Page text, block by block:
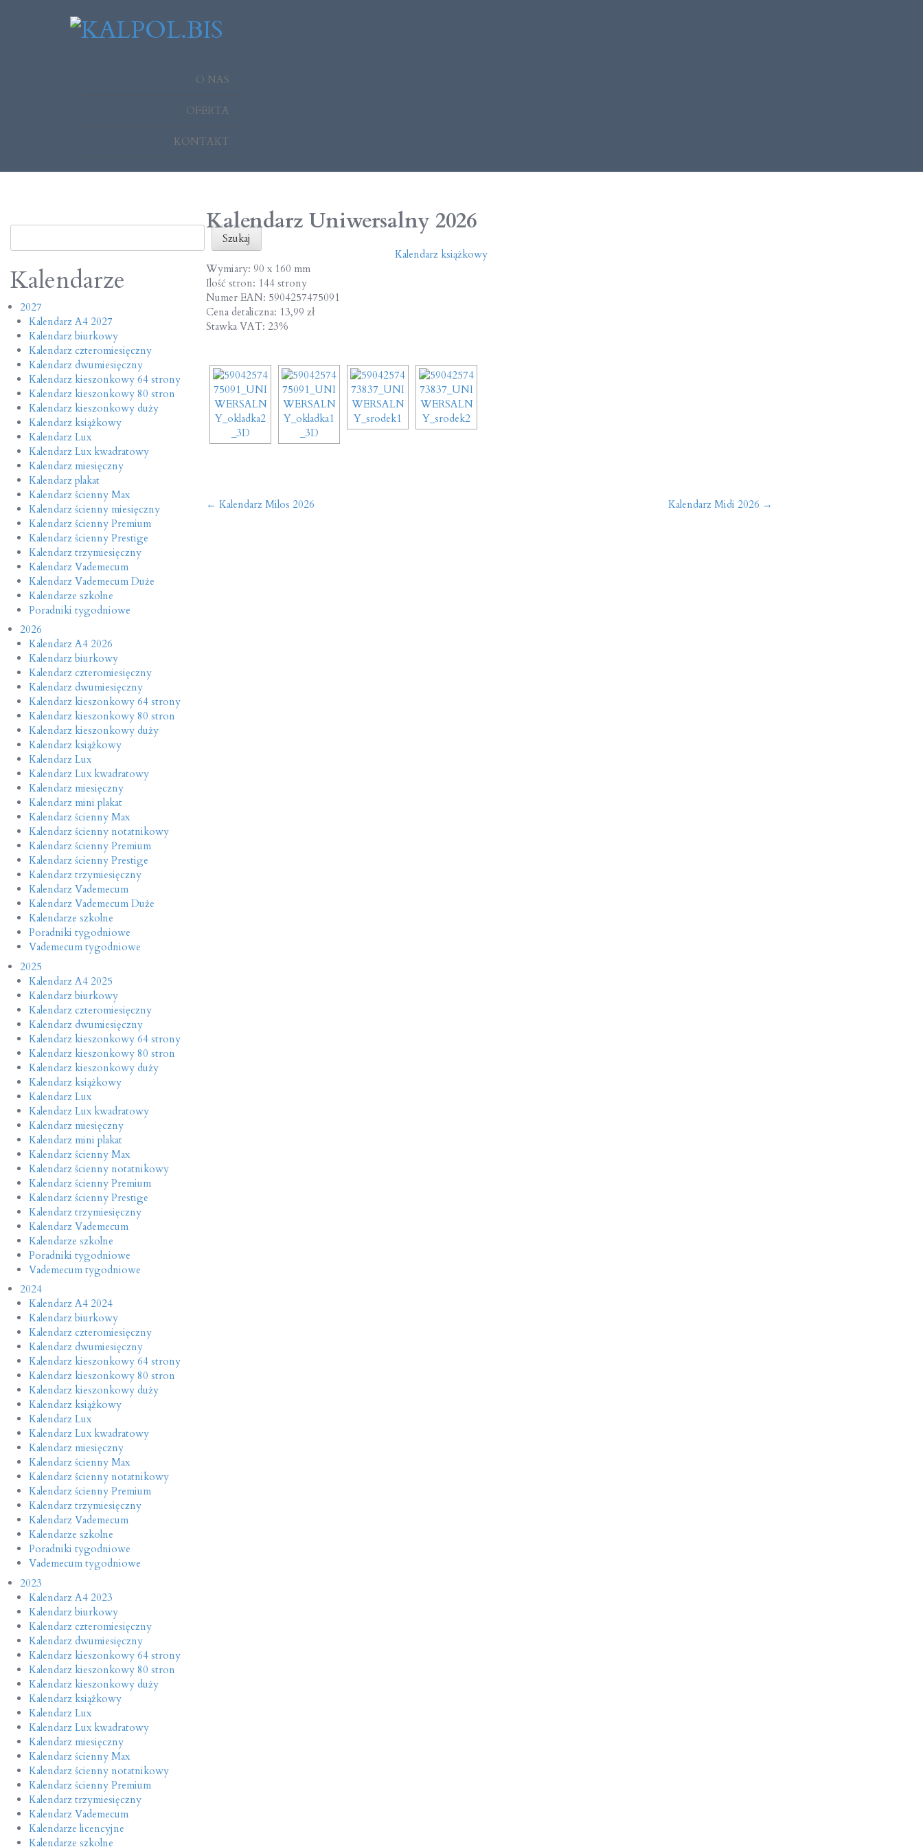
O NAS
OFERTA
KONTAKT
Szukaj
Kalendarze
2027
Kalendarz A4 2027
Kalendarz biurkowy
Kalendarz czteromiesięczny
Kalendarz dwumiesięczny
Kalendarz kieszonkowy 64 strony
Kalendarz kieszonkowy 80 stron
Kalendarz kieszonkowy duży
Kalendarz książkowy
Kalendarz Lux
Kalendarz Lux kwadratowy
Kalendarz miesięczny
Kalendarz plakat
Kalendarz ścienny Max
Kalendarz ścienny miesięczny
Kalendarz ścienny Premium
Kalendarz ścienny Prestige
Kalendarz trzymiesięczny
Kalendarz Vademecum
Kalendarz Vademecum Duże
Kalendarze szkolne
Poradniki tygodniowe
2026
Kalendarz A4 2026
Kalendarz biurkowy
Kalendarz czteromiesięczny
Kalendarz dwumiesięczny
Kalendarz kieszonkowy 64 strony
Kalendarz kieszonkowy 80 stron
Kalendarz kieszonkowy duży
Kalendarz książkowy
Kalendarz Lux
Kalendarz Lux kwadratowy
Kalendarz miesięczny
Kalendarz mini plakat
Kalendarz ścienny Max
Kalendarz ścienny notatnikowy
Kalendarz ścienny Premium
Kalendarz ścienny Prestige
Kalendarz trzymiesięczny
Kalendarz Vademecum
Kalendarz Vademecum Duże
Kalendarze szkolne
Poradniki tygodniowe
Vademecum tygodniowe
2025
Kalendarz A4 2025
Kalendarz biurkowy
Kalendarz czteromiesięczny
Kalendarz dwumiesięczny
Kalendarz kieszonkowy 64 strony
Kalendarz kieszonkowy 80 stron
Kalendarz kieszonkowy duży
Kalendarz książkowy
Kalendarz Lux
Kalendarz Lux kwadratowy
Kalendarz miesięczny
Kalendarz mini plakat
Kalendarz ścienny Max
Kalendarz ścienny notatnikowy
Kalendarz ścienny Premium
Kalendarz ścienny Prestige
Kalendarz trzymiesięczny
Kalendarz Vademecum
Kalendarze szkolne
Poradniki tygodniowe
Vademecum tygodniowe
2024
Kalendarz A4 2024
Kalendarz biurkowy
Kalendarz czteromiesięczny
Kalendarz dwumiesięczny
Kalendarz kieszonkowy 64 strony
Kalendarz kieszonkowy 80 stron
Kalendarz kieszonkowy duży
Kalendarz książkowy
Kalendarz Lux
Kalendarz Lux kwadratowy
Kalendarz miesięczny
Kalendarz ścienny Max
Kalendarz ścienny notatnikowy
Kalendarz ścienny Premium
Kalendarz trzymiesięczny
Kalendarz Vademecum
Kalendarze szkolne
Poradniki tygodniowe
Vademecum tygodniowe
2023
Kalendarz A4 2023
Kalendarz biurkowy
Kalendarz czteromiesięczny
Kalendarz dwumiesięczny
Kalendarz kieszonkowy 64 strony
Kalendarz kieszonkowy 80 stron
Kalendarz kieszonkowy duży
Kalendarz książkowy
Kalendarz Lux
Kalendarz Lux kwadratowy
Kalendarz miesięczny
Kalendarz ścienny Max
Kalendarz ścienny notatnikowy
Kalendarz ścienny Premium
Kalendarz trzymiesięczny
Kalendarz Vademecum
Kalendarze licencyjne
Kalendarze szkolne
Kalendarz Uniwersalny 2026
Kalendarz książkowy
Wymiary: 90 x 160 mm
Ilość stron: 144 strony
Numer EAN: 5904257475091
Cena detaliczna: 13,99 zł
Stawka VAT: 23%
Post
← Kalendarz Milos 2026 Kalendarz Midi 2026 →